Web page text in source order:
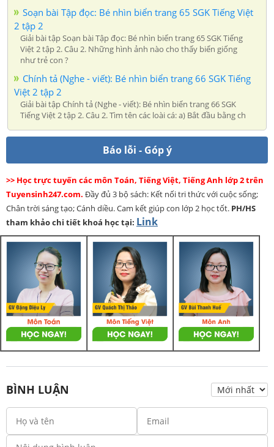
Soạn bài Tập đọc: Bé nhìn biển trang 65 SGK Tiếng Việt
2 tập 2
Giải bài tập Soạn bài Tập đọc: Bé nhìn biển trang 65 SGK Tiếng
Việt 2 tập 2. Câu 2. Những hình ảnh nào cho thấy biển giống
như trẻ con ?
Chính tả (Nghe - viết): Bé nhìn biển trang 66 SGK Tiếng
Việt 2 tập 2
Giải bài tập Chính tả (Nghe - viết): Bé nhìn biển trang 66 SGK
Tiếng Việt 2 tập 2. Câu 2. Tìm tên các loài cá: a) Bắt đầu bằng ch
Báo lỗi - Góp ý
>> Học trực tuyến các môn Toán, Tiếng Việt, Tiếng Anh lớp 2 trên
Tuyensinh247.com. Đầy đủ 3 bộ sách: Kết nối tri thức với cuộc sống;
Chân trời sáng tạo; Cánh diều. Cam kết giúp con lớp 2 học tốt. PH/HS
tham khảo chi tiết khoá học tại: Link
BÌNH LUẬN